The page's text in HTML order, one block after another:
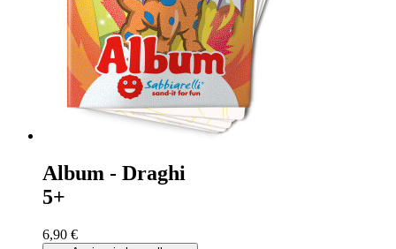
Album - Draghi
5+
6,90 €